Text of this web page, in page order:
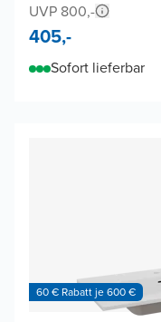
UVP 800,-
405,-
Sofort lieferbar
60 € Rabatt je 600 €